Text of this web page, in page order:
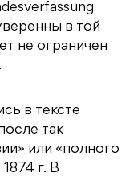
в той
не ограничен
в тексте
так
или «полного
г. В